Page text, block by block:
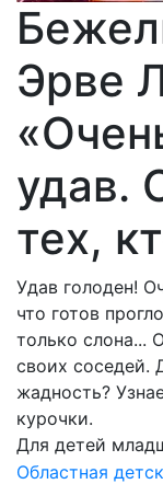
Эрве
удав.
тех,
Удав голоден!
что готов
только слона...
своих соседей.
жадность?
курочки.
Для детей
Областная